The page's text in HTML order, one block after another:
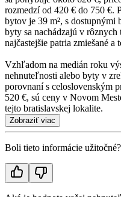
rozmedzí od 420 € do 750 €.
bytov je 39 m², s dostupnými
byty sa nachádzajú v
najčastejšie patria zmiešané a
Vzhľadom na medián roku
nehnuteľnosti alebo byty v
porovnaní s celoslovenským
520 €, sú ceny v Novom
tejto bratislavskej lokalite.
Zobraziť viac
Boli tieto informácie užitočné?